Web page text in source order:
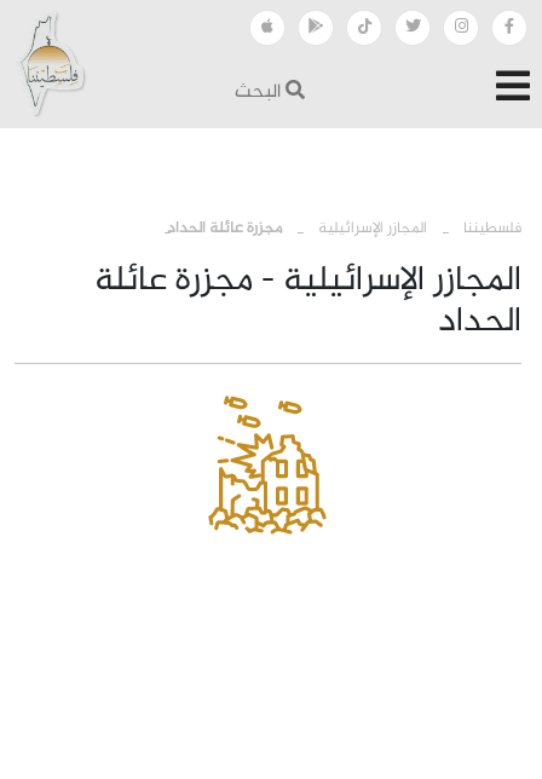
البحث
فلسطيننا › المجازر الإسرائيلية مجزرة عائلة الحداد
المجازر الإسرائيلية - مجزرة عائلة
الحداد